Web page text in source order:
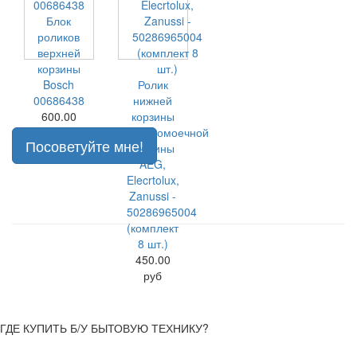
Блок
роликов
верхней
корзины
Bosch
00686438
600.00
руб
Ролик
нижней
корзины
посудомоечной
машины
AEG,
Elecrtolux,
Zanussi -
50286965004
(комплект
8 шт.)
450.00
руб
Посоветуйте мне!
ГДЕ КУПИТЬ Б/У БЫТОВУЮ ТЕХНИКУ?